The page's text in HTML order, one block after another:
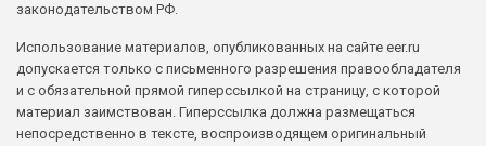
законодательством РФ.
Использование материалов, опубликованных на сайте eer.ru
допускается только с письменного разрешения правообладателя
и с обязательной прямой гиперссылкой на страницу, с которой
материал заимствован. Гиперссылка должна размещаться
непосредственно в тексте, воспроизводящем оригинальный